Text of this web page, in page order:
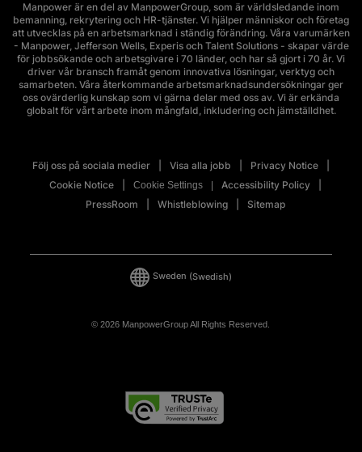
Manpower är en del av ManpowerGroup, som är världsledande inom
bemanning, rekrytering och HR-tjänster. Vi hjälper människor och företag
att utvecklas på en arbetsmarknad i ständig förändring. Våra varumärken
- Manpower, Jefferson Wells, Experis och Talent Solutions - skapar värde
för jobbsökande och arbetsgivare i 70 länder, och har så gjort i 70 år. Vi
driver vår bransch framåt genom innovativa lösningar, verktyg och
samarbeten. Våra återkommande arbetsmarknadsundersökningar ger
oss ovärderlig kunskap som vi gärna delar med oss av. Vi är erkända
globalt för vårt arbete inom mångfald, inkludering och jämställdhet.
Följ oss på sociala medier Visa alla jobb
Privacy Notice
Cookie Notice
Cookie Settings
Accessibility Policy
PressRoom
Whistleblowing Sitemap
© 2026 ManpowerGroup All Rights Reserved.
Sweden (Swedish)